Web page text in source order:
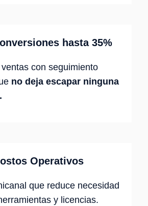
hasta 35%
con seguimiento
no deja escapar ninguna
Operativos
que reduce necesidad
y licencias.